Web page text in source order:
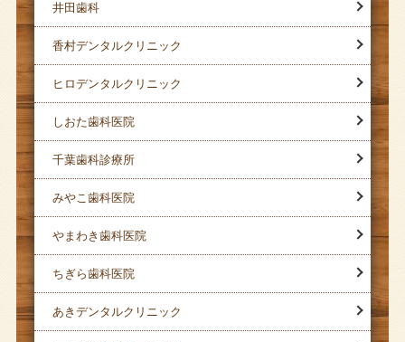
井田歯科
香村デンタルクリニック
ヒロデンタルクリニック
しおた歯科医院
千葉歯科診療所
みやこ歯科医院
やまわき歯科医院
ちぎら歯科医院
あきデンタルクリニック